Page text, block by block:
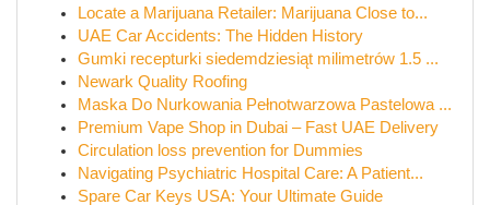
Locate a Marijuana Retailer: Marijuana Close to...
UAE Car Accidents: The Hidden History
Gumki recepturki siedemdziesiąt milimetrów 1.5 ...
Newark Quality Roofing
Maska Do Nurkowania Pełnotwarzowa Pastelowa ...
Premium Vape Shop in Dubai – Fast UAE Delivery
Circulation loss prevention for Dummies
Navigating Psychiatric Hospital Care: A Patient...
Spare Car Keys USA: Your Ultimate Guide